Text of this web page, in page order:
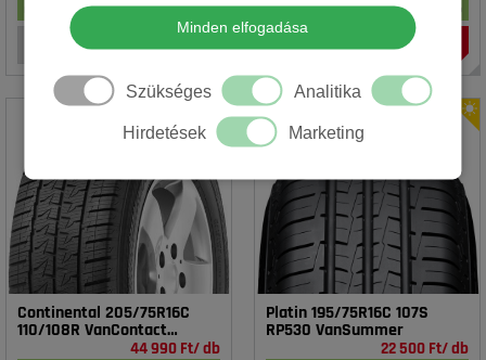
17 db raktáron
Continental 205/75R16C
110/108R VanContact
44 990 Ft/ db
Platin 195/75R16C 107S
RP530 VanSummer
22 500 Ft/ db
Minden elfogadása
Szükséges Analitika
Hirdetések Marketing